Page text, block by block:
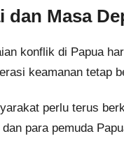
dan Masa
konflik di Papua
keamanan tetap
perlu terus
para pemuda